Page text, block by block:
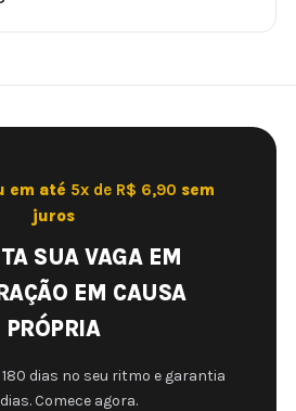
em até 5x de R$ 6,90 sem
juros
SUA VAGA EM
EM CAUSA
PRÓPRIA
dias no seu ritmo e garantia
Comece agora.